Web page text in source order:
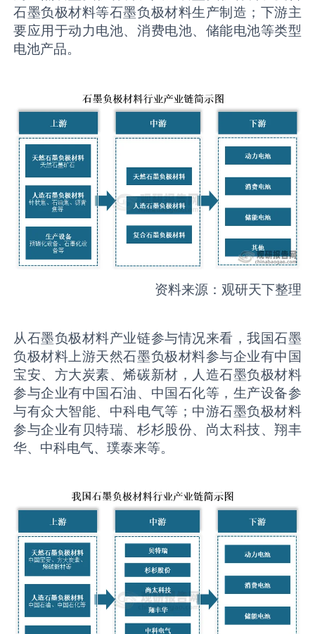
石墨负极材料等石墨负极材料生产制造；下游主
要应用于动力电池、消费电池、储能电池等类型
电池产品。
资料来源：观研天下整理
从石墨负极材料产业链参与情况来看，我国石墨
负极材料上游天然石墨负极材料参与企业有中国
宝安、方大炭素、烯碳新材，人造石墨负极材料
参与企业有中国石油、中国石化等，生产设备参
与有众大智能、中科电气等；中游石墨负极材料
参与企业有贝特瑞、杉杉股份、尚太科技、翔丰
华、中科电气、璞泰来等。